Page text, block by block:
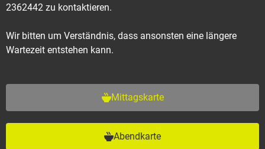
2362442 zu kontaktieren.
Wir bitten um Verständnis, dass ansonsten eine längere
Wartezeit entstehen kann.
Mittagskarte
Abendkarte